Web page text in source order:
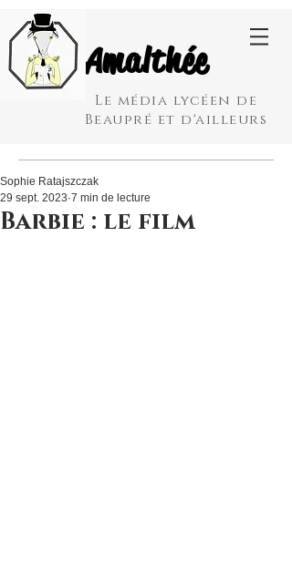
Amalthée
Le média lycéen de
Beaupré et d'ailleurs
Barbie : le film
Sophie Ratajszczak
29 sept. 2023 7 min de lecture